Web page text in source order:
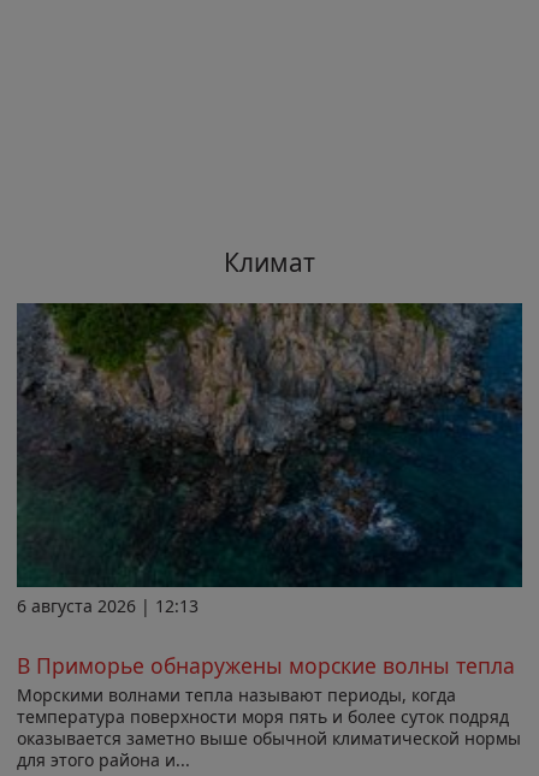
Климат
6 августа 2026 | 12:13
В Приморье обнаружены морские волны тепла
Морскими волнами тепла называют периоды, когда
температура поверхности моря пять и более суток подряд
оказывается заметно выше обычной климатической нормы
для этого района и...